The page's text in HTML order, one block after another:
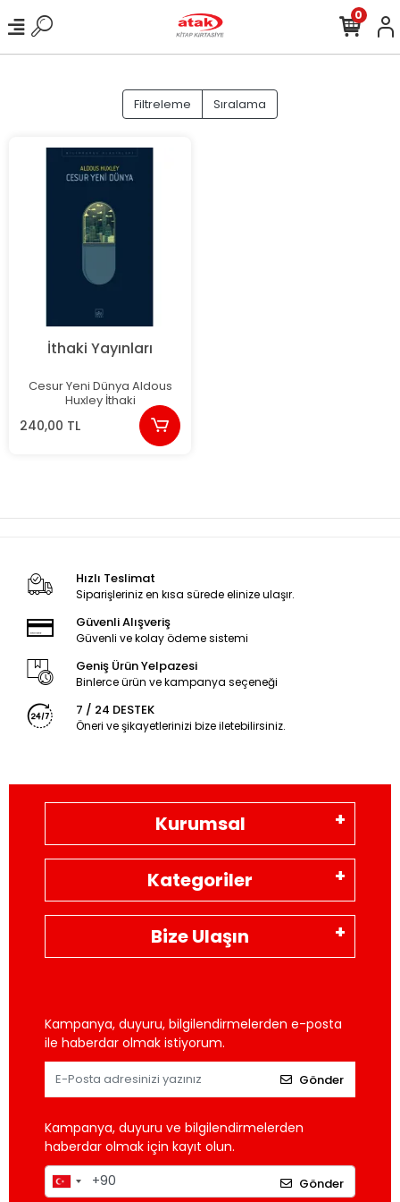
0
Filtreleme Sıralama
İthaki Yayınları
Cesur Yeni Dünya Aldous
Huxley İthaki
240,00 TL
Hızlı Teslimat
Siparişleriniz en kısa sürede elinize ulaşır.
Güvenli Alışveriş
Güvenli ve kolay ödeme sistemi
Geniş Ürün Yelpazesi
Binlerce ürün ve kampanya seçeneği
7 / 24 DESTEK
Öneri ve şikayetlerinizi bize iletebilirsiniz.
Kurumsal
Kategoriler
Bize Ulaşın
Kampanya, duyuru, bilgilendirmelerden e-posta
ile haberdar olmak istiyorum.
Gönder
Kampanya, duyuru ve bilgilendirmelerden
haberdar olmak için kayıt olun.
Gönder